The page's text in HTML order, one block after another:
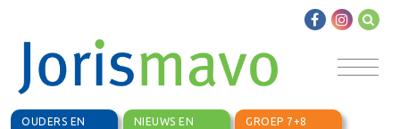
OUDERS EN
NIEUWS EN
GROEP 7+8